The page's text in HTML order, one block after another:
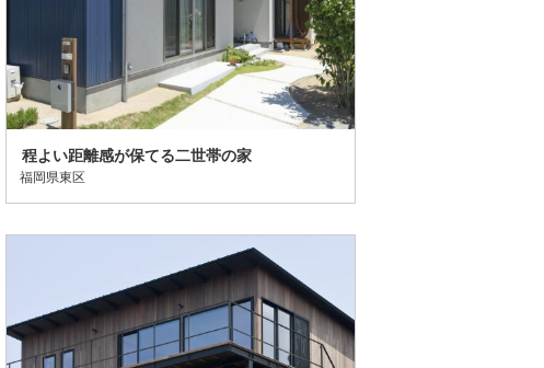
程よい距離感が保てる二世帯の家
福岡県東区